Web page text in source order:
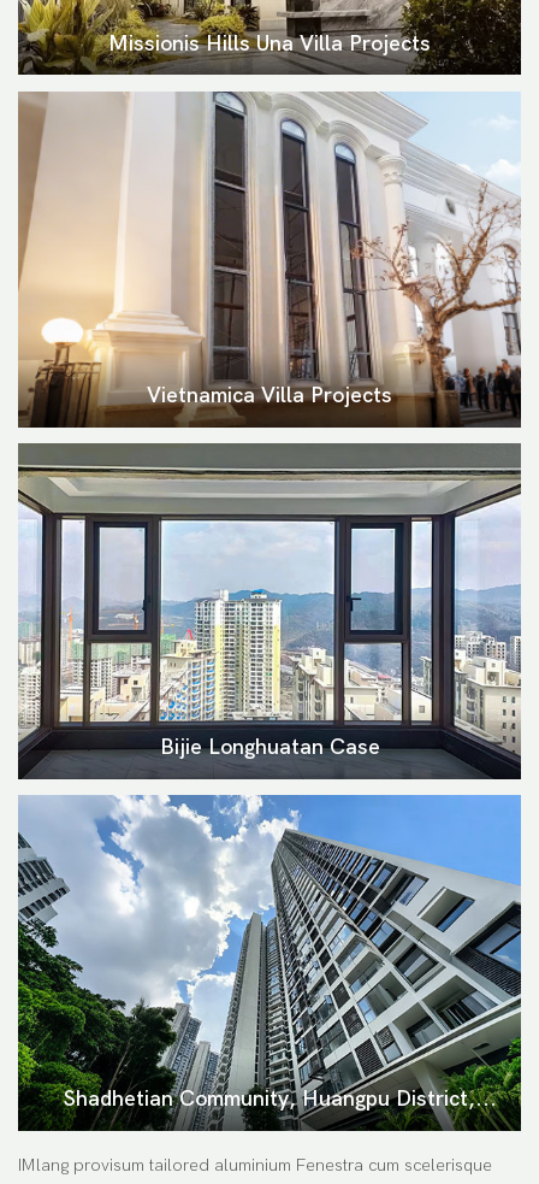
Missionis Hills Una Villa Projects
Vietnamica Villa Projects
Bijie Longhuatan Case
Shadhetian Community, Huangpu District,
Guangzhou Projects
IMlang provisum tailored aluminium Fenestra cum scelerisque